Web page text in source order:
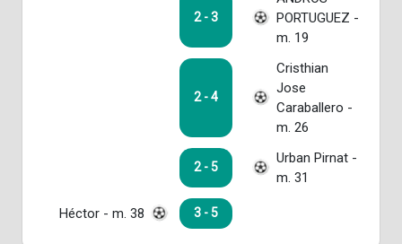
2 - 3
PORTUGUEZ -
m. 19
2 - 4
Cristhian
Jose
Caraballero -
m. 26
2 - 5
Urban Pirnat -
m. 31
Héctor - m. 38 3 - 5